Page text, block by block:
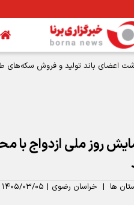
اعضای باند تولید و فروش سکه‌های
روز ملی ازدواج با
ها | خراسان رضوی | ۱۴۰۵/۰۳/۰۵